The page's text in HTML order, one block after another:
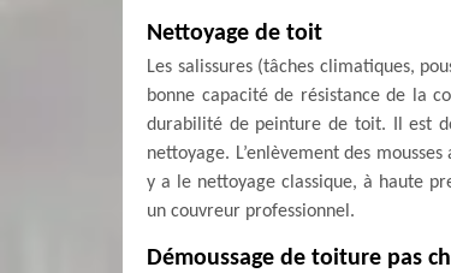
Nettoyage de toit
Les salissures (tâches climatiques,
bonne capacité de résistance de la
durabilité de peinture de toit. Il est
nettoyage. L’enlèvement des
y a le nettoyage classique, à haute
un couvreur professionnel.
Démoussage de toiture pas